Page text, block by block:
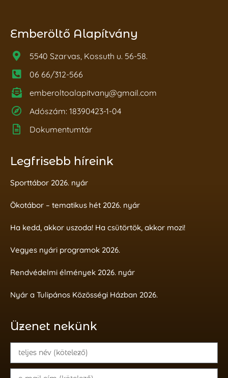
Emberöltő Alapítvány
5540 Szarvas, Kossuth u. 56-58.
06 66/312-566
emberoltoalapitvany@gmail.com
Adószám: 18390423-1-04
Dokumentumtár
Legfrisebb híreink
Sporttábor 2026. nyár
Ökotábor – tematikus hét 2026. nyár
Ha kedd, akkor uszoda! Ha csütörtök, akkor mozi!
Vegyes nyári programok 2026.
Rendvédelmi élmények 2026. nyár
Nyár a Tulipános Közösségi Házban 2026.
Üzenet nekünk